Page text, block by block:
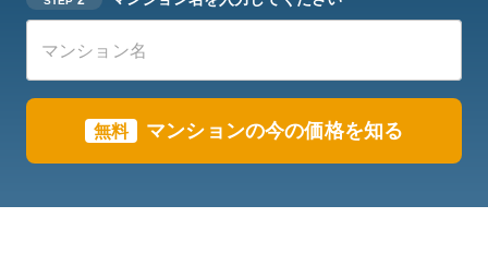
無料 マンションの今の価格を知る